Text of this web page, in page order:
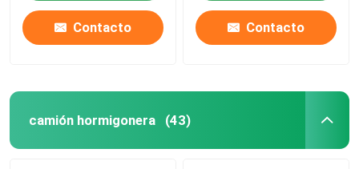
Contacto Contacto
camión hormigonera (43)